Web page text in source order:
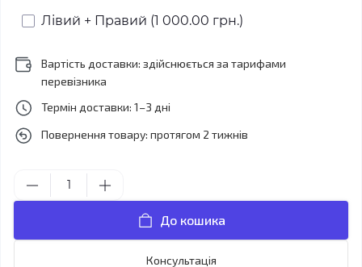
Лівий + Правий (1 000.00 грн.)
Вартість доставки: здійснюється за тарифами
перевізника
Термін доставки: 1–3 дні
Повернення товару: протягом 2 тижнів
До кошика
Консультація